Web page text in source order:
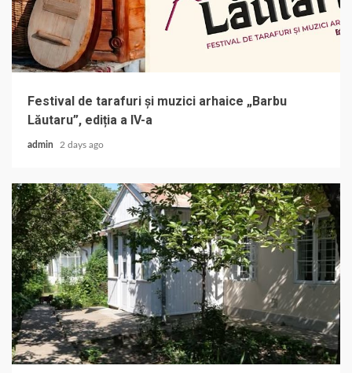
Festival de tarafuri și muzici arhaice „Barbu
Lăutaru”, ediția a IV-a
admin 2 days ago